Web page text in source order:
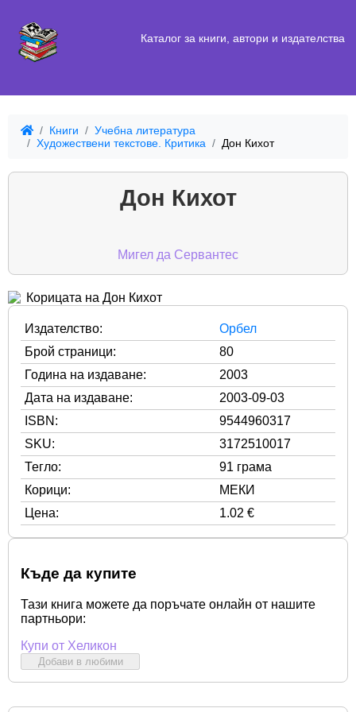
Каталог за книги, автори и издателства
Книги
Учебна литература
Художествени текстове. Критика
Дон Кихот
Дон Кихот
Мигел да Сервантес
Издателство:
Орбел
Брой страници:
80
Година на издаване:
2003
Дата на издаване:
2003-09-03
ISBN:
9544960317
SKU:
3172510017
Тегло:
91 грама
Корици:
МЕКИ
Цена:
1.02 €
Къде да купите
Тази книга можете да поръчате онлайн от нашите
партньори:
Купи от Хеликон
Добави в любими